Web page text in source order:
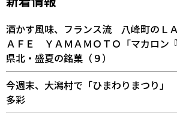
酒かす風味、フランス流 八峰町の
ＡＦＥ ＹＡＭＡＭＯＴＯ「マカロン
県北・盛夏の銘菓（９）
今週末、大潟村で「ひまわりまつり
多彩